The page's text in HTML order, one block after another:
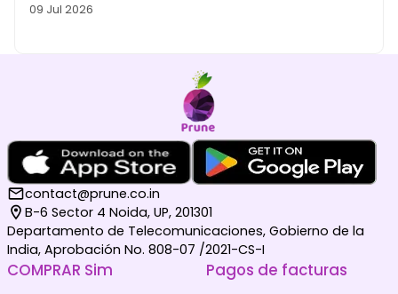
09 Jul 2026
contact@prune.co.in
B-6 Sector 4 Noida, UP, 201301
Departamento de Telecomunicaciones, Gobierno de la
India, Aprobación No. 808-07 /2021-CS-I
COMPRAR Sim Pagos de facturas